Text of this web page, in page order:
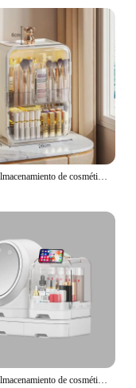
Caja de almacenamiento de cosméticos de lujo con espejo de luz Led, cajón a prueba de polvo, organizador para el cuidado de la piel, tocador, estante de almacenamiento
Caja de almacenamiento de cosméticos de 3 estilos, organizador creativo de escritorio, cajón de maquillaje, contenedor de esmalte de uñas de joyería con luz LED con ventilador